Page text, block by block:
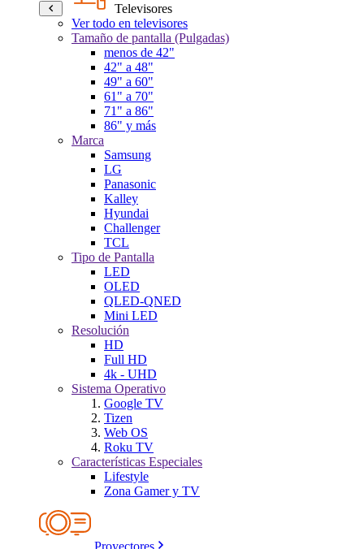
Televisores
Ver todo en televisores
Tamaño de pantalla (Pulgadas)
menos de 42"
42" a 48"
49" a 60"
61" a 70"
71" a 86"
86" y más
Marca
Samsung
LG
Panasonic
Kalley
Hyundai
Challenger
TCL
Tipo de Pantalla
LED
OLED
QLED-QNED
Mini LED
Resolución
HD
Full HD
4k - UHD
Sistema Operativo
Google TV
Tizen
Web OS
Roku TV
Características Especiales
Lifestyle
Zona Gamer y TV
Proyectores